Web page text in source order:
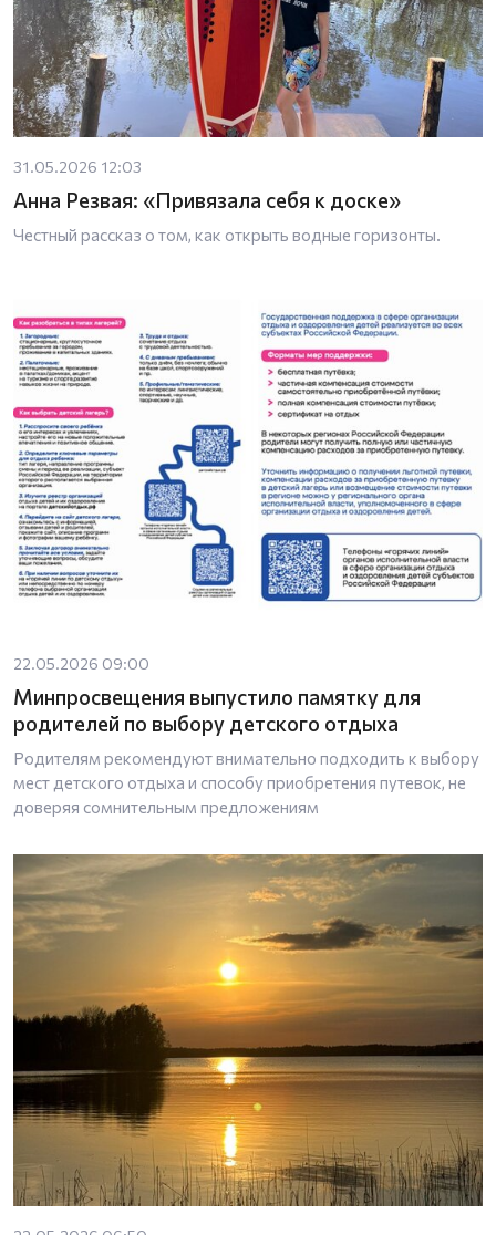
31.05.2026 12:03
Анна Резвая: «Привязала себя к доске»
Честный рассказ о том, как открыть водные горизонты.
22.05.2026 09:00
Минпросвещения выпустило памятку для
родителей по выбору детского отдыха
Родителям рекомендуют внимательно подходить к выбору
мест детского отдыха и способу приобретения путевок, не
доверяя сомнительным предложениям